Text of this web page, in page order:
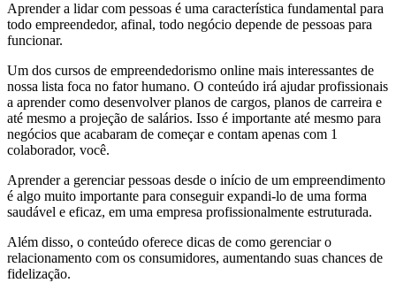
Aprender a lidar com pessoas é uma característica fundamental para
todo empreendedor, afinal, todo negócio depende de pessoas para
funcionar.
Um dos cursos de empreendedorismo online mais interessantes de
nossa lista foca no fator humano. O conteúdo irá ajudar profissionais
a aprender como desenvolver planos de cargos, planos de carreira e
até mesmo a projeção de salários. Isso é importante até mesmo para
negócios que acabaram de começar e contam apenas com 1
colaborador, você.
Aprender a gerenciar pessoas desde o início de um empreendimento
é algo muito importante para conseguir expandi-lo de uma forma
saudável e eficaz, em uma empresa profissionalmente estruturada.
Além disso, o conteúdo oferece dicas de como gerenciar o
relacionamento com os consumidores, aumentando suas chances de
fidelização.